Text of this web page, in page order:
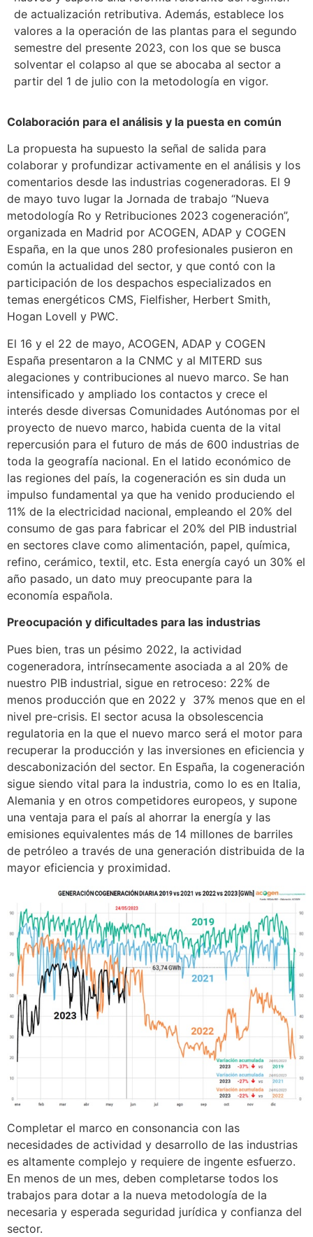
de actualización retributiva. Además, establece los
valores a la operación de las plantas para el segundo
semestre del presente 2023, con los que se busca
solventar el colapso al que se abocaba al sector a
partir del 1 de julio con la metodología en vigor.
Colaboración para el análisis y la puesta en común
La propuesta ha supuesto la señal de salida para
colaborar y profundizar activamente en el análisis y los
comentarios desde las industrias cogeneradoras. El 9
de mayo tuvo lugar la Jornada de trabajo “Nueva
metodología Ro y Retribuciones 2023 cogeneración”,
organizada en Madrid por ACOGEN, ADAP y COGEN
España, en la que unos 280 profesionales pusieron en
común la actualidad del sector, y que contó con la
participación de los despachos especializados en
temas energéticos CMS, Fielfisher, Herbert Smith,
Hogan Lovell y PWC.
El 16 y el 22 de mayo, ACOGEN, ADAP y COGEN
España presentaron a la CNMC y al MITERD sus
alegaciones y contribuciones al nuevo marco. Se han
intensificado y ampliado los contactos y crece el
interés desde diversas Comunidades Autónomas por el
proyecto de nuevo marco, habida cuenta de la vital
repercusión para el futuro de más de 600 industrias de
toda la geografía nacional. En el latido económico de
las regiones del país, la cogeneración es sin duda un
impulso fundamental ya que ha venido produciendo el
11% de la electricidad nacional, empleando el 20% del
consumo de gas para fabricar el 20% del PIB industrial
en sectores clave como alimentación, papel, química,
refino, cerámico, textil, etc. Esta energía cayó un 30% el
año pasado, un dato muy preocupante para la
economía española.
Preocupación y dificultades para las industrias
Pues bien, tras un pésimo 2022, la actividad
cogeneradora, intrínsecamente asociada a al 20% de
nuestro PIB industrial, sigue en retroceso: 22% de
menos producción que en 2022 y 37% menos que en el
nivel pre-crisis. El sector acusa la obsolescencia
regulatoria en la que el nuevo marco será el motor para
recuperar la producción y las inversiones en eficiencia y
descabonización del sector. En España, la cogeneración
sigue siendo vital para la industria, como lo es en Italia,
Alemania y en otros competidores europeos, y supone
una ventaja para el país al ahorrar la energía y las
emisiones equivalentes más de 14 millones de barriles
de petróleo a través de una generación distribuida de la
mayor eficiencia y proximidad.
Completar el marco en consonancia con las
necesidades de actividad y desarrollo de las industrias
es altamente complejo y requiere de ingente esfuerzo.
En menos de un mes, deben completarse todos los
trabajos para dotar a la nueva metodología de la
necesaria y esperada seguridad jurídica y confianza del
sector.